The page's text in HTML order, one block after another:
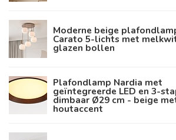
Moderne beige
Carato 5-lichts met
glazen bollen
Plafondlamp Nardia met
geïntegreerde LED en 3-
dimbaar Ø29 cm - beige
houtaccent